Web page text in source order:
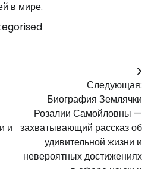
в мире.
и
Следующая:
Биография Землячки
Розалии Самойловны —
захватывающий рассказ об
удивительной жизни и
невероятных достижениях